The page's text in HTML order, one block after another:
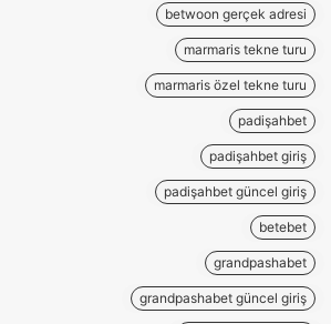
betwoon gerçek adresi
marmaris tekne turu
marmaris özel tekne turu
padişahbet
padişahbet giriş
padişahbet güncel giriş
betebet
grandpashabet
grandpashabet güncel giriş